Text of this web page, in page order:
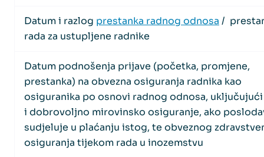
Datum i razlog prestanka radnog odnosa /
rada za ustupljene radnike
Datum podnošenja prijave (početka, promjene,
prestanka) na obvezna osiguranja radnika kao
osiguranika po osnovi radnog odnosa, uključujući
i dobrovoljno mirovinsko osiguranje, ako
sudjeluje u plaćanju istog, te obveznog
osiguranja tijekom rada u inozemstvu